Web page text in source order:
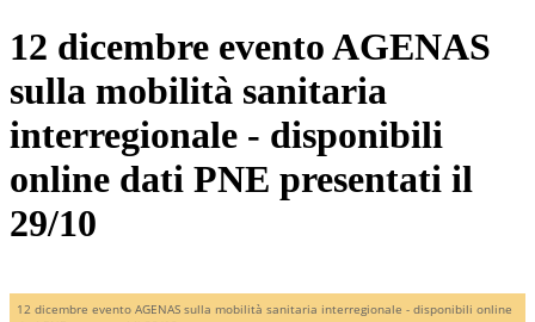
12 dicembre evento AGENAS
sulla mobilità sanitaria
interregionale - disponibili
online dati PNE presentati il
29/10
12 dicembre evento AGENAS sulla mobilità sanitaria interregionale - disponibili online